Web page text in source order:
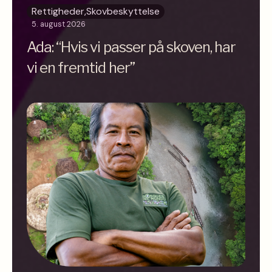
Rettigheder,Skovbeskyttelse
5. august 2026
Ada: “Hvis vi passer på skoven, har
vi en fremtid her”